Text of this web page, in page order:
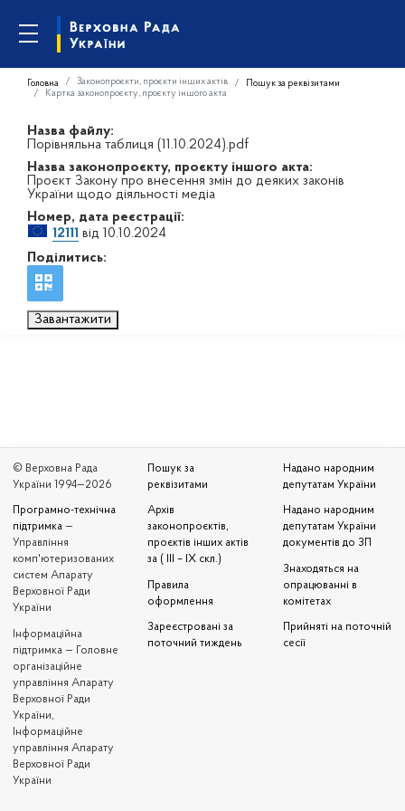
Головна Законопроєкти, проєкти інших актів
Пошук за реквізитами
Картка законопроєкту, проєкту іншого акта
Назва файлу:
Порівняльна таблиця (11.10.2024).pdf
Назва законопроєкту, проєкту іншого акта:
Проєкт Закону про внесення змін до деяких законів
України щодо діяльності медіа
Номер, дата реєстрації:
12111 від 10.10.2024
Поділитись:
Завантажити
© Верховна Рада
України 1994—2026
Програмно-технічна
підтримка —
Управління
комп'ютеризованих
систем Апарату
Верховної Ради
України
Iнформаційна
підтримка — Головне
організаційне
управління Апарату
Верховної Ради
України,
Інформаційне
управління Апарату
Верховної Ради
України
Пошук за
реквізитами
Архів
законопроєктів,
проєктів інших актів
за ( III – IX скл.)
Правила
оформлення
Зареєстровані за
поточний тиждень
Надано народним
депутатам України
Надано народним
депутатам України
документів до ЗП
Знаходяться на
опрацюванні в
комітетах
Прийняті на поточній
сесії